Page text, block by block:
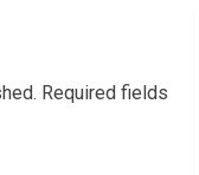
Required fields